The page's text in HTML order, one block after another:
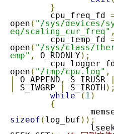
}
	cpu_freq_fd
open ( "/sys/devices/
eq/scaling_cur_freq" ,
	cpu_temp_fd
open ( "/sys/class/
emp" , O_RDONLY);
open ( "/tmp/cpu.log",
|
O_APPEND , S_IRUSR |
S_IWGRP | S_IROTH );
while ( 1 )
{
sizeof ( log_buf ));